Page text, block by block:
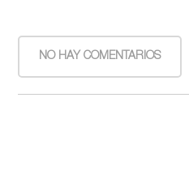
NO HAY COMENTARIOS